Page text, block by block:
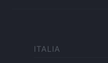
ITALIA